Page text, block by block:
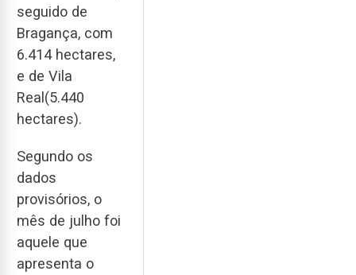
seguido de
Bragança, com
6.414 hectares,
e de Vila
Real(5.440
hectares).
Segundo os
dados
provisórios, o
mês de julho foi
aquele que
apresenta o